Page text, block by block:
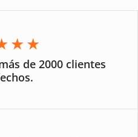
de 2000 clientes